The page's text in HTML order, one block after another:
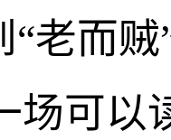
“老而
场可以